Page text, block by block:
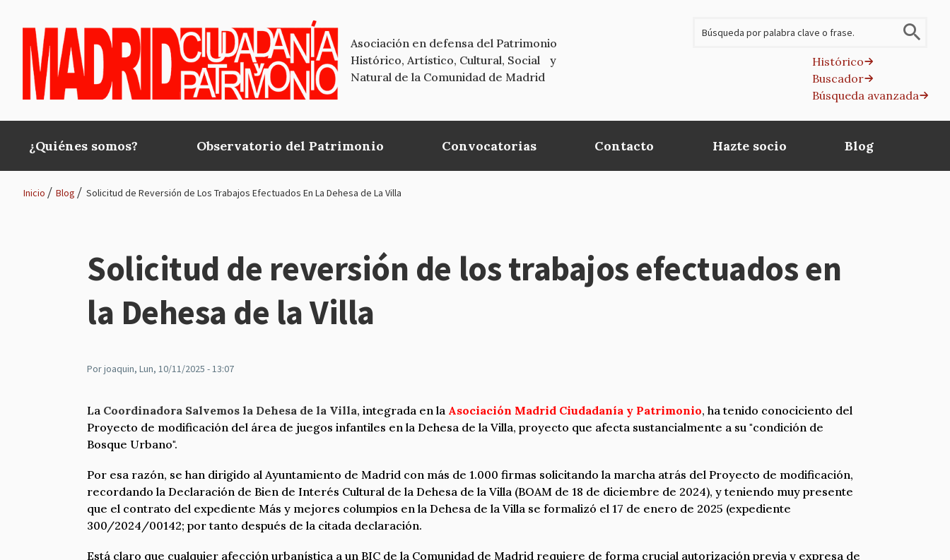
Asociación en defensa del Patrimonio
Histórico, Artístico, Cultural, Social y
Natural de la Comunidad de Madrid
Histórico
Buscador
Búsqueda avanzada
Main
navigation
¿Quiénes somos? Observatorio del Patrimonio Convocatorias Contacto Hazte socio Blog
navegación
Inicio Blog Solicitud de Reversión de Los Trabajos Efectuados En La Dehesa de La Villa
Solicitud de reversión de los trabajos efectuados en
la Dehesa de la Villa
Porjoaquin, Lun, 10/11/2025 - 13:07
La Coordinadora Salvemos la Dehesa de la Villa, integrada en la Asociación Madrid Ciudadanía y Patrimonio, ha tenido conociciento del
Proyecto de modificación del área de juegos infantiles en la Dehesa de la Villa, proyecto que afecta sustancialmente a su "condición de
Bosque Urbano".
Por esa razón, se han dirigido al Ayuntamiento de Madrid con más de 1.000 firmas solicitando la marcha atrás del Proyecto de modificación,
recordando la Declaración de Bien de Interés Cultural de la Dehesa de la Villa (BOAM de 18 de diciembre de 2024), y teniendo muy presente
que el contrato del expediente Más y mejores columpios en la Dehesa de la Villa se formalizó el 17 de enero de 2025 (expediente
300/2024/00142; por tanto después de la citada declaración.
Está claro que cualquier afección urbanística a un BIC de la Comunidad de Madrid requiere de forma crucial autorización previa y expresa de